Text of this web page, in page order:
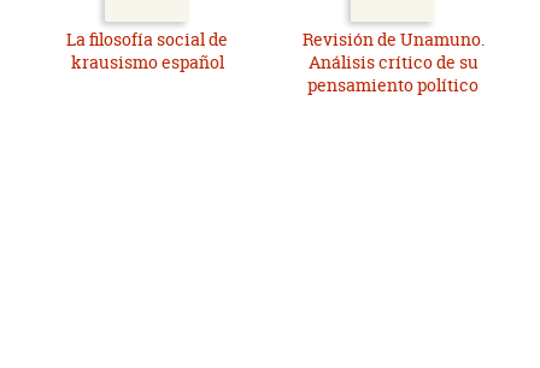
La filosofía social de
krausismo español
Revisión de Unamuno.
Análisis crítico de su
pensamiento político